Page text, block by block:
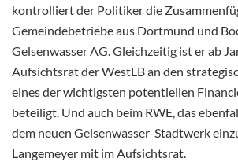
kontrolliert der Politiker die
Gemeindebetriebe aus Dortmund und
Gelsenwasser AG. Gleichzeitig ist er ab
Aufsichtsrat der WestLB an den
eines der wichtigsten potentiellen
beteiligt. Und auch beim RWE, das
dem neuen Gelsenwasser-Stadtwerk
Langemeyer mit im Aufsichtsrat.